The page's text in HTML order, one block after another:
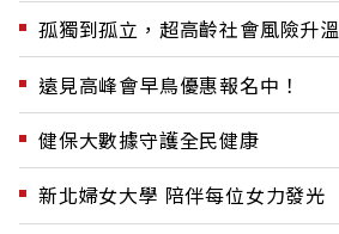
孤獨到孤立，超高齡社會風險升溫
遠見高峰會早鳥優惠報名中！
健保大數據守護全民健康
新北婦女大學 陪伴每位女力發光